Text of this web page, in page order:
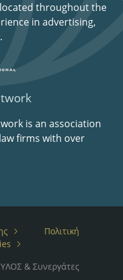
located throughout the
in advertising,
is an association
firms with over
Πολιτική
& Συνεργάτες